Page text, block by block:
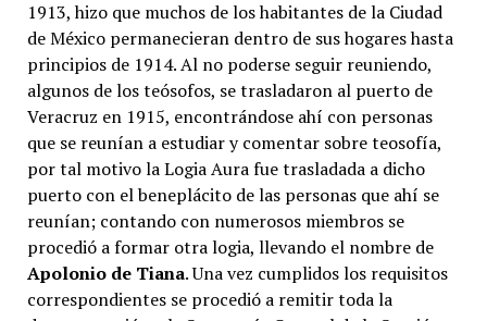
1913, hizo que muchos de los habitantes de la Ciudad
de México permanecieran dentro de sus hogares hasta
principios de 1914. Al no poderse seguir reuniendo,
algunos de los teósofos, se trasladaron al puerto de
Veracruz en 1915, encontrándose ahí con personas
que se reunían a estudiar y comentar sobre teosofía,
por tal motivo la Logia Aura fue trasladada a dicho
puerto con el beneplácito de las personas que ahí se
reunían; contando con numerosos miembros se
procedió a formar otra logia, llevando el nombre de
Apolonio de Tiana. Una vez cumplidos los requisitos
correspondientes se procedió a remitir toda la